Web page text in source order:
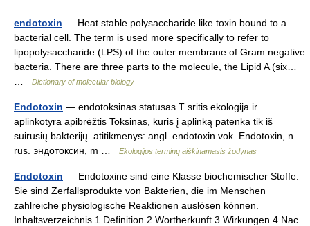
endotoxin — Heat stable polysaccharide like toxin bound to a
bacterial cell. The term is used more specifically to refer to
lipopolysaccharide (LPS) of the outer membrane of Gram negative
bacteria. There are three parts to the molecule, the Lipid A (six…
Dictionary of molecular biology
Endotoxin — endotoksinas statusas T sritis ekologija ir
aplinkotyra apibrėžtis Toksinas, kuris į aplinką patenka tik iš
suirusių bakterijų. atitikmenys: angl. endotoxin vok. Endotoxin, n
rus. эндотоксин, m …
Ekologijos terminų aiškinamasis žodynas
Endotoxin — Endotoxine sind eine Klasse biochemischer Stoffe.
Sie sind Zerfallsprodukte von Bakterien, die im Menschen
zahlreiche physiologische Reaktionen auslösen können.
Inhaltsverzeichnis 1 Definition 2 Wortherkunft 3 Wirkungen 4 Nac